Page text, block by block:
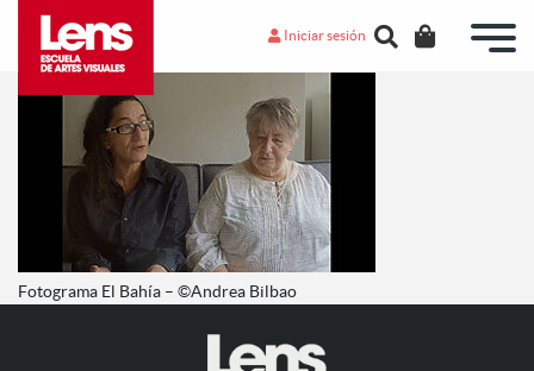
Iniciar sesión
Fotograma El Bahía – ©Andrea Bilbao